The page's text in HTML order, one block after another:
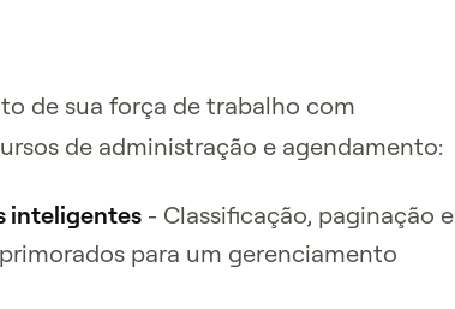
de sua força de trabalho com
de administração e agendamento:
inteligentes- Classificação, paginação e
para um gerenciamento